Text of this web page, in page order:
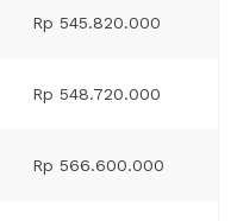
Rp 545.820.000
Rp 548.720.000
Rp 566.600.000